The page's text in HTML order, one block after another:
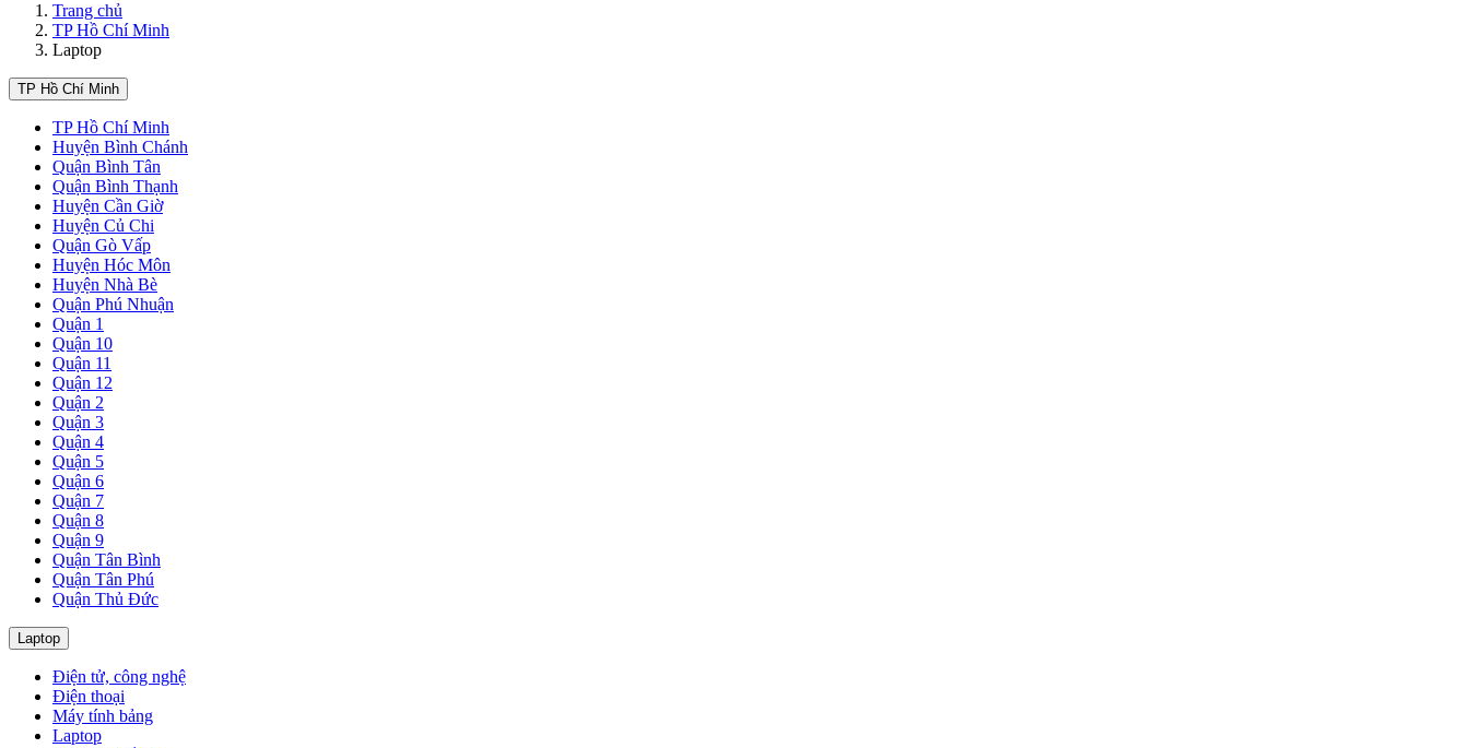
Trang chủ
TP Hồ Chí Minh
Laptop
TP Hồ Chí Minh
TP Hồ Chí Minh
Huyện Bình Chánh
Quận Bình Tân
Quận Bình Thạnh
Huyện Cần Giờ
Huyện Củ Chi
Quận Gò Vấp
Huyện Hóc Môn
Huyện Nhà Bè
Quận Phú Nhuận
Quận 1
Quận 10
Quận 11
Quận 12
Quận 2
Quận 3
Quận 4
Quận 5
Quận 6
Quận 7
Quận 8
Quận 9
Quận Tân Bình
Quận Tân Phú
Quận Thủ Đức
Laptop
Điện tử, công nghệ
Điện thoại
Máy tính bảng
Laptop